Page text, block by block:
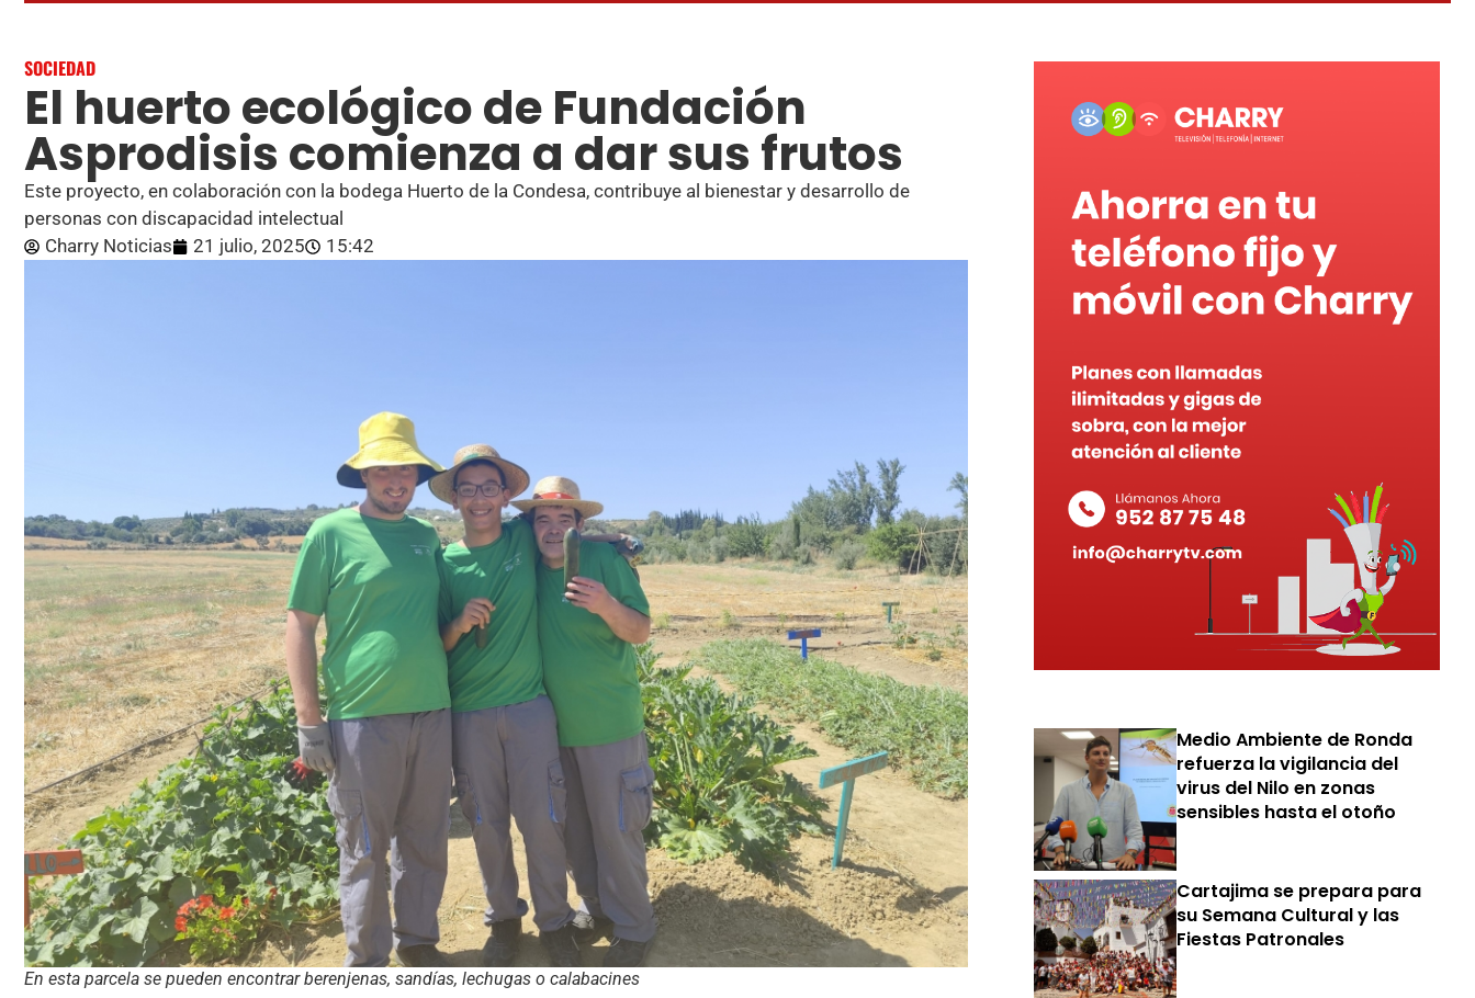
SOCIEDAD
El huerto ecológico de Fundación
Asprodisis comienza a dar sus frutos
Este proyecto, en colaboración con la bodega Huerto de la Condesa, contribuye al bienestar y desarrollo de
personas con discapacidad intelectual
Charry Noticias
21 julio, 2025 15:42
En esta parcela se pueden encontrar berenjenas, sandías, lechugas o calabacines
Medio Ambiente de Ronda
refuerza la vigilancia del
virus del Nilo en zonas
sensibles hasta el otoño
Cartajima se prepara para
su Semana Cultural y las
Fiestas Patronales